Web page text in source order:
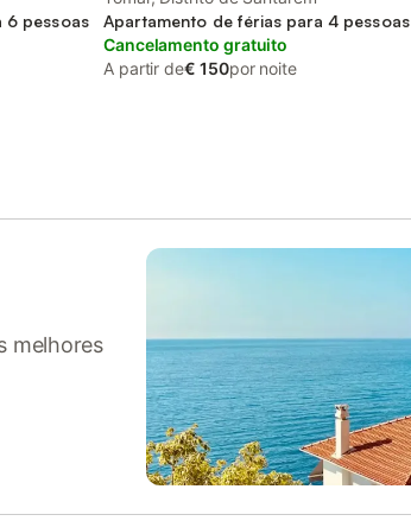
6 pessoas
Apartamento de férias para 4 pessoas
Cancelamento gratuito
A partir de€ 150por noite
melhores